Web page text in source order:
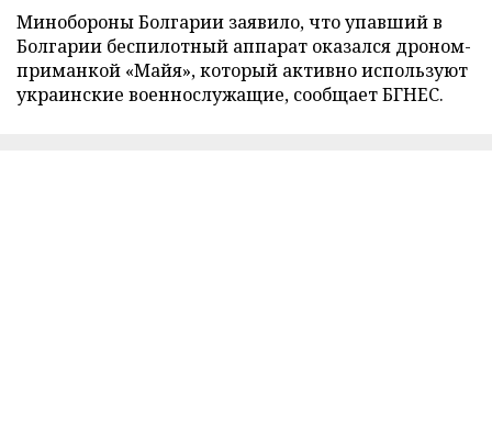
Минобороны Болгарии заявило, что упавший в
Болгарии беспилотный аппарат оказался дроном-
приманкой «Майя», который активно используют
украинские военнослужащие, сообщает БГНЕС.